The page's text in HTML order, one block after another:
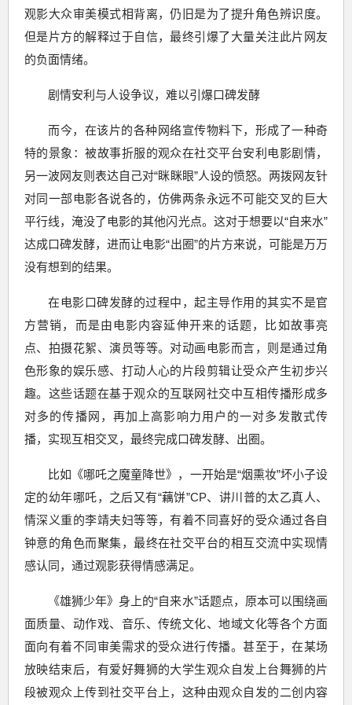
观影大众审美模式相背离，仍旧是为了提升角色辨识度。
但是片方的解释过于自信，最终引爆了大量关注此片网友
的负面情绪。
剧情安利与人设争议，难以引爆口碑发酵
而今，在该片的各种网络宣传物料下，形成了一种奇
特的景象：被故事折服的观众在社交平台安利电影剧情，
另一波网友则表达自己对“眯眯眼”人设的愤怒。两拨网友针
对同一部电影各说各的，仿佛两条永远不可能交叉的巨大
平行线，淹没了电影的其他闪光点。这对于想要以“自来水”
达成口碑发酵，进而让电影“出圈”的片方来说，可能是万万
没有想到的结果。
在电影口碑发酵的过程中，起主导作用的其实不是官
方营销，而是由电影内容延伸开来的话题，比如故事亮
点、拍摄花絮、演员等等。对动画电影而言，则是通过角
色形象的娱乐感、打动人心的片段剪辑让受众产生初步兴
趣。这些话题在基于观众的互联网社交中互相传播形成多
对多的传播网，再加上高影响力用户的一对多发散式传
播，实现互相交叉，最终完成口碑发酵、出圈。
比如《哪吒之魔童降世》，一开始是“烟熏妆”坏小子设
定的幼年哪吒，之后又有“藕饼”CP、讲川普的太乙真人、
情深义重的李靖夫妇等等，有着不同喜好的受众通过各自
钟意的角色而聚集，最终在社交平台的相互交流中实现情
感认同，通过观影获得情感满足。
《雄狮少年》身上的“自来水”话题点，原本可以围绕画
面质量、动作戏、音乐、传统文化、地域文化等各个方面
面向有着不同审美需求的受众进行传播。甚至于，在某场
放映结束后，有爱好舞狮的大学生观众自发上台舞狮的片
段被观众上传到社交平台上，这种由观众自发的二创内容